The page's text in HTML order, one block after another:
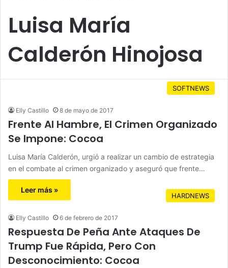
Luisa María
Calderón Hinojosa
SOFTNEWS
Elly Castillo 8 de mayo de 2017
Frente Al Hambre, El Crimen Organizado
Se Impone: Cocoa
Luisa María Calderón, urgió a realizar un cambio de estrategia
en el combate al crimen organizado y aseguró que frente…
Leer más »
HARDNEWS
Elly Castillo 6 de febrero de 2017
Respuesta De Peña Ante Ataques De
Trump Fue Rápida, Pero Con
Desconocimiento: Cocoa